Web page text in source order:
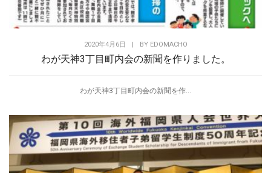
2020年4月6日 BY EDOMACHO
わが天神3丁目町内会の新聞を作りました。
わが天神3丁目町内会の新聞を作...